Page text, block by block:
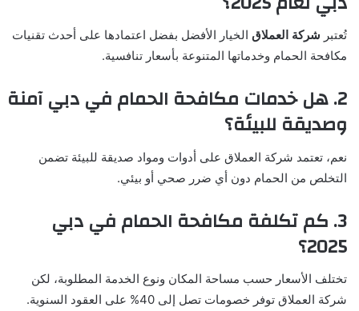
تُعتبر شركة العملاق الخيار الأفضل بفضل اعتمادها على أحدث تقنيات
مكافحة الحمام وخدماتها المتنوعة بأسعار تنافسية.
2. هل خدمات مكافحة الحمام في دبي آمنة
وصديقة للبيئة؟
نعم، تعتمد شركة العملاق على أدوات ومواد صديقة للبيئة تضمن
التخلص من الحمام دون أي ضرر صحي أو بيئي.
3. كم تكلفة مكافحة الحمام في دبي
2025؟
تختلف الأسعار حسب مساحة المكان ونوع الخدمة المطلوبة، لكن
شركة العملاق توفر خصومات تصل إلى 40% على العقود السنوية.